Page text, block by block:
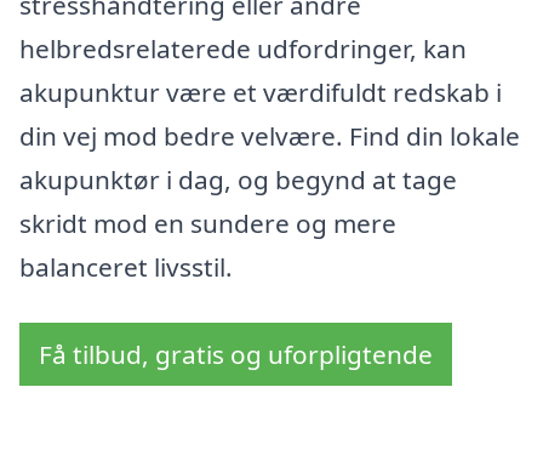
helbredsrelaterede udfordringer, kan
akupunktur være et værdifuldt redskab i
din vej mod bedre velvære. Find din lokale
akupunktør i dag, og begynd at tage
skridt mod en sundere og mere
balanceret livsstil.
Få tilbud, gratis og uforpligtende